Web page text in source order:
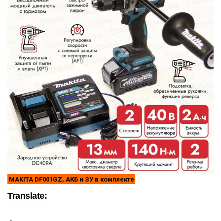
MAKITA DF001GZ, АКБ и ЗУ в комплекте
Translate: